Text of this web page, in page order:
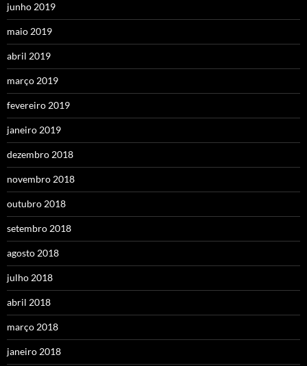
junho 2019
maio 2019
abril 2019
março 2019
fevereiro 2019
janeiro 2019
dezembro 2018
novembro 2018
outubro 2018
setembro 2018
agosto 2018
julho 2018
abril 2018
março 2018
janeiro 2018